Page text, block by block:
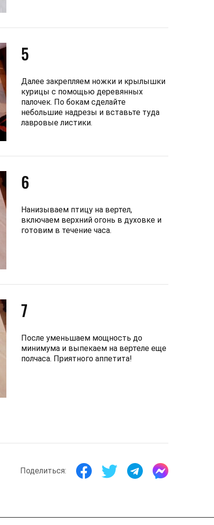
5
Далее закрепляем ножки и крылышки
курицы с помощью деревянных
палочек. По бокам сделайте
небольшие надрезы и вставьте туда
лавровые листики.
6
Нанизываем птицу на вертел,
включаем верхний огонь в духовке и
готовим в течение часа.
7
После уменьшаем мощность до
минимума и выпекаем на вертеле еще
полчаса. Приятного аппетита!
Поделиться: